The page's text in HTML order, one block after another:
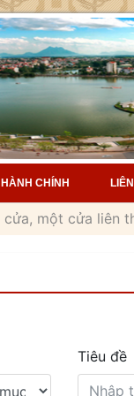
CHÍNH
cửa liên thông
Tiêu đề